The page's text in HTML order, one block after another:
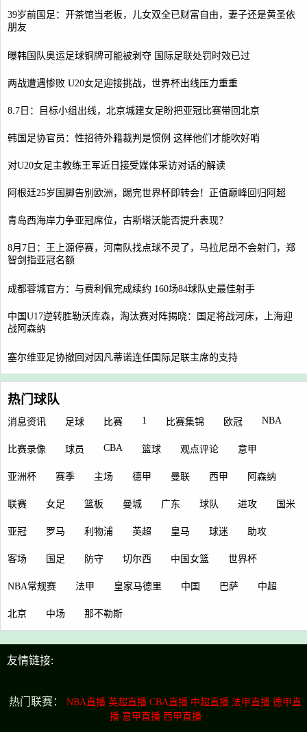
39岁前国足：开茶馆当老板，儿女双全已财富自由，妻子还是黄圣依
朋友
曝韩国队奥运足球铜牌可能被剥夺 国际足联处罚时效已过
两战遭遇惨败 U20女足迎接挑战，世界杯出线压力重重
8.7日：目标小组出线，北京城建女足盼把亚冠比赛带回北京
韩国足协官员：性招待外籍裁判是惯例 这样他们才能吹好哨
对U20女足主教练王军近日接受媒体采访对话的解读
阿根廷25岁国脚告别欧洲，踢完世界杯即转会！正值巅峰回归阿超
青岛西海岸力争亚冠席位，古斯塔沃能否提升表现？
8月7日：王上源停赛，河南队找点球不灵了，马拉尼昂不会射门，郑
智剑指亚冠名额
成都蓉城官方：与费利佩完成续约 160场84球队史最佳射手
中国U17逆转胜勒沃库森，淘汰赛对阵揭晓：国足将战河床，上海迎
战阿森纳
塞尔维亚足协撤回对因凡蒂诺连任国际足联主席的支持
热门球队
消息资讯 足球 比赛 1 比赛集锦 欧冠 NBA
比赛录像 球员 CBA 篮球 观点评论 意甲
亚洲杯 赛季 主场 德甲 曼联 西甲 阿森纳
联赛 女足 篮板 曼城 广东 球队 进攻 国米
亚冠 罗马 利物浦 英超 皇马 球迷 助攻
客场 国足 防守 切尔西 中国女篮 世界杯
NBA常规赛 法甲 皇家马德里 中国 巴萨 中超
北京 中场 那不勒斯
友情链接:
热门联赛： NBA直播 英超直播 CBA直播 中超直播 法甲直播 德甲直
播 意甲直播 西甲直播